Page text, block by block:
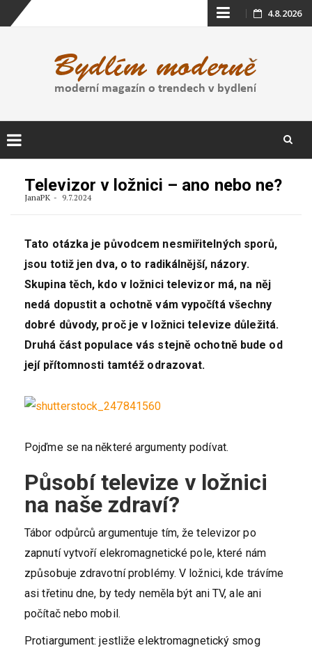
Skip
content
4.8.2026
content
Televizor v ložnici – ano nebo ne?
JanaPK 9.7.2024
Tato otázka je původcem nesmiřitelných sporů,
jsou totiž jen dva, o to radikálnější, názory.
Skupina těch, kdo v ložnici televizor má, na něj
nedá dopustit a ochotně vám vypočítá všechny
dobré důvody, proč je v ložnici televize důležitá.
Druhá část populace vás stejně ochotně bude od
její přítomnosti tamtéž odrazovat.
Pojďme se na některé argumenty podívat.
Působí televize v ložnici
na naše zdraví?
Tábor odpůrců argumentuje tím, že televizor po
zapnutí vytvoří elekromagnetické pole, které nám
způsobuje zdravotní problémy. V ložnici, kde trávíme
asi třetinu dne, by tedy neměla být ani TV, ale ani
počítač nebo mobil.
Protiargument: jestliže elektromagnetický smog